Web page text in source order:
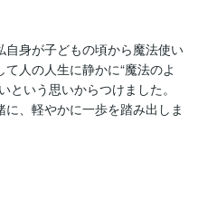
自身が子どもの頃から魔法使い
人の人生に静かに“魔法のよ
という思いからつけました。
、軽やかに一歩を踏み出しま